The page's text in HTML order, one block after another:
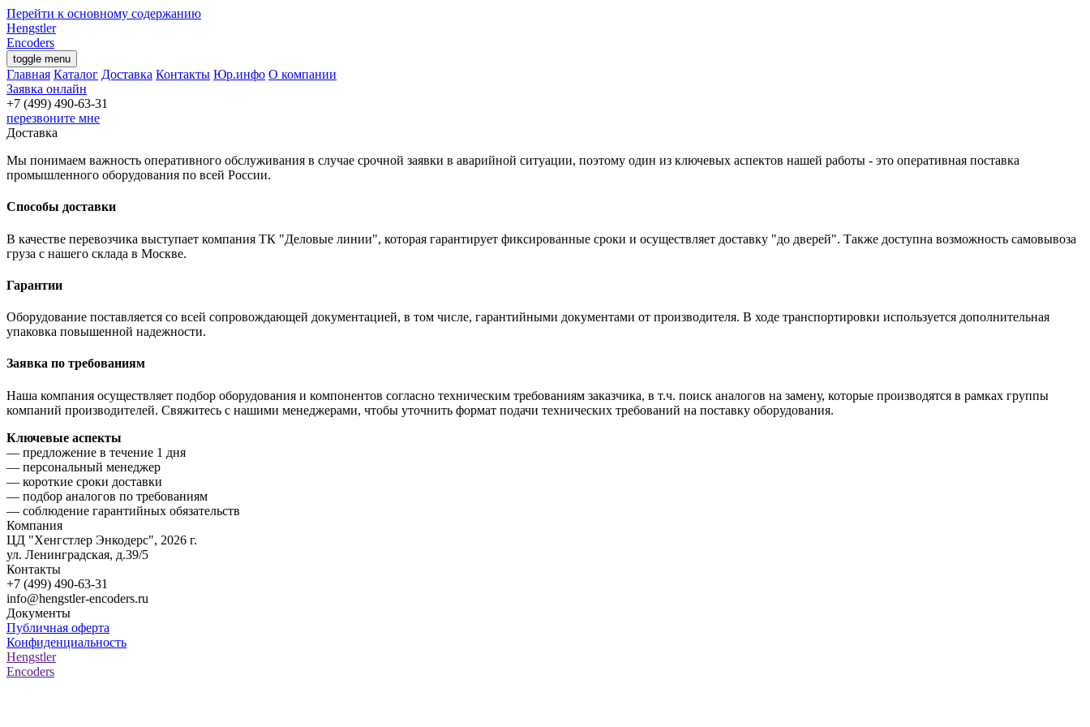
Перейти к основному содержанию
Hengstler
Encoders
toggle menu
Главная Каталог Доставка Контакты Юр.инфо О компании
Заявка онлайн
перезвоните мне
Доставка
Мы понимаем важность оперативного обслуживания в случае срочной заявки в аварийной ситуации, поэтому один из ключевых аспектов нашей работы - это оперативная поставка
промышленного оборудования по всей России.
Способы доставки
В качестве перевозчика выступает компания ТК "Деловые линии", которая гарантирует фиксированные сроки и осуществляет доставку "до дверей". Также доступна возможность самовывоза
груза с нашего склада в Москве.
Гарантии
Оборудование поставляется со всей сопровождающей документацией, в том числе, гарантийными документами от производителя. В ходе транспортировки используется дополнительная
упаковка повышенной надежности.
Заявка по требованиям
Наша компания осуществляет подбор оборудования и компонентов согласно техническим требованиям заказчика, в т.ч. поиск аналогов на замену, которые производятся в рамках группы
компаний производителей. Свяжитесь с нашими менеджерами, чтобы уточнить формат подачи технических требований на поставку оборудования.
Ключевые аспекты
— предложение в течение 1 дня
— персональный менеджер
— короткие сроки доставки
— подбор аналогов по требованиям
— соблюдение гарантийных обязательств
Компания
ЦД "Хенгстлер Энкодерс", 2026 г.
ул. Ленинградская, д.39/5
Контакты
info@hengstler-encoders.ru
Документы
Публичная оферта
Конфиденциальность
Hengstler
Encoders